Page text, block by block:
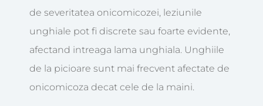
de severitatea onicomicozei, leziunile
unghiale pot fi discrete sau foarte evidente,
afectand intreaga lama unghiala. Unghiile
de la picioare sunt mai frecvent afectate de
onicomicoza decat cele de la maini.